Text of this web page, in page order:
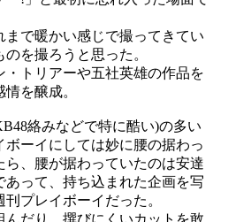
まで暖かい感じで撮ってきてい
を撮ろうと思った。
・トリアーや五社英雄の作品を
を醸成。
絡みなどで特に酷い)の多い
ボーイにしては妙に腰の据わっ
ら、腰が据わっていたのは安達
あって、持ち込まれた企画を写
プレイボーイだった。
んだり、撰びにくいカットを敢